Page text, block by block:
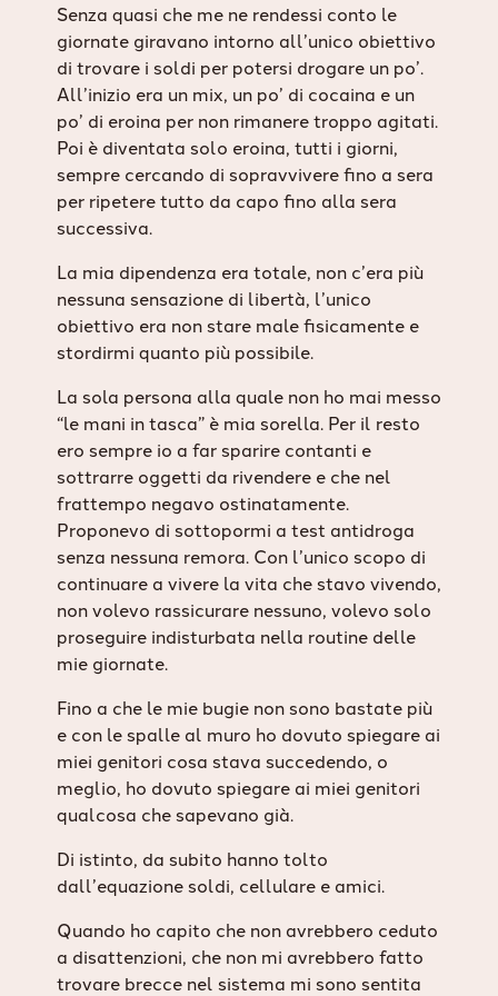
Senza quasi che me ne rendessi conto le
giornate giravano intorno all’unico obiettivo
di trovare i soldi per potersi drogare un po’.
All’inizio era un mix, un po’ di cocaina e un
po’ di eroina per non rimanere troppo agitati.
Poi è diventata solo eroina, tutti i giorni,
sempre cercando di sopravvivere fino a sera
per ripetere tutto da capo fino alla sera
successiva.
La mia dipendenza era totale, non c’era più
nessuna sensazione di libertà, l’unico
obiettivo era non stare male fisicamente e
stordirmi quanto più possibile.
La sola persona alla quale non ho mai messo
“le mani in tasca” è mia sorella. Per il resto
ero sempre io a far sparire contanti e
sottrarre oggetti da rivendere e che nel
frattempo negavo ostinatamente.
Proponevo di sottopormi a test antidroga
senza nessuna remora. Con l’unico scopo di
continuare a vivere la vita che stavo vivendo,
non volevo rassicurare nessuno, volevo solo
proseguire indisturbata nella routine delle
mie giornate.
Fino a che le mie bugie non sono bastate più
e con le spalle al muro ho dovuto spiegare ai
miei genitori cosa stava succedendo, o
meglio, ho dovuto spiegare ai miei genitori
qualcosa che sapevano già.
Di istinto, da subito hanno tolto
dall’equazione soldi, cellulare e amici.
Quando ho capito che non avrebbero ceduto
a disattenzioni, che non mi avrebbero fatto
trovare brecce nel sistema mi sono sentita